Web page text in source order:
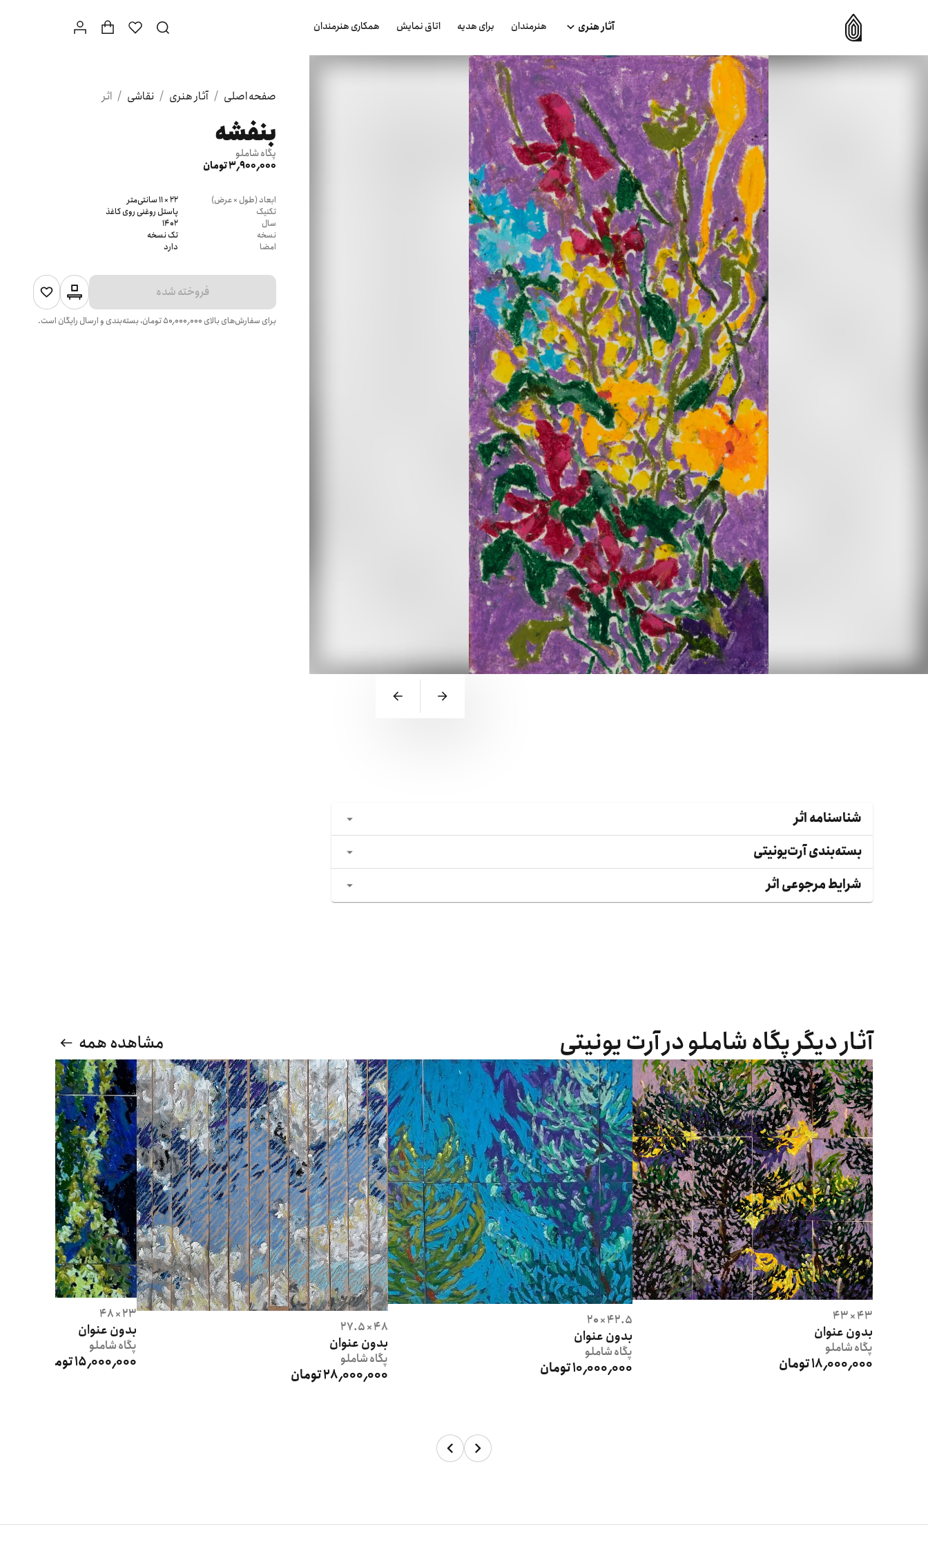
آثار هنری هنرمندان برای هدیه اتاق نمایش همکاری هنرمندان
صفحه اصلی / آثار هنری / نقاشی / اثر
بنفشه
پگاه شاملو
3٬900٬000 تومان
ابعاد (طول × عرض)
22 × 11 سانتی‌متر
تکنیک
پاستل روغنی روی کاغذ
سال
1402
نسخه
تک نسخه
امضا
دارد
فروخته شده
برای سفارش‌های بالای ۵۰٬۰۰۰٬۰۰۰تومان، بسته‌بندی و ارسال رایگان است.
شناسنامه اثر
بسته‌بندی آرت‌یونیتی
شرایط مرجوعی اثر
آثار دیگر پگاه شاملو در آرت یونیتی مشاهده همه
43 × 43
بدون عنوان
پگاهشاملو
18٬000٬000 تومان
42.5 × 20
بدون عنوان
پگاهشاملو
10٬000٬000 تومان
48 × 27.5
بدون عنوان
پگاهشاملو
28٬000٬000 تومان
23 × 48
بدون عنوان
پگاهشاملو
15٬000٬000 تومان